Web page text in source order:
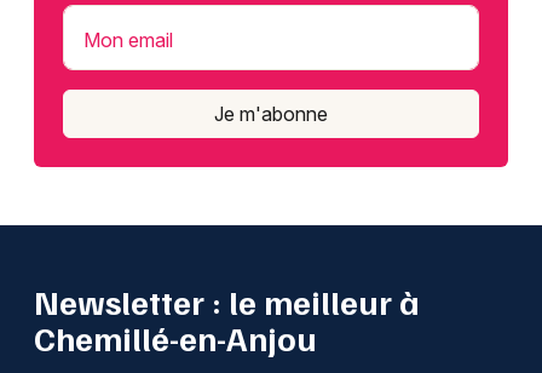
Mon email
Je m'abonne
Newsletter : le meilleur à
Chemillé-en-Anjou